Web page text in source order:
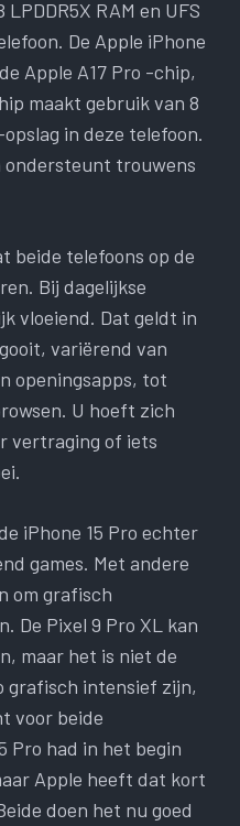
RAM en UFS
De Apple iPhone
Apple A17 Pro -chip,
maakt gebruik van 8
in deze telefoon.
ondersteunt trouwens
beide telefoons op de
Bij dagelijkse
vloeiend. Dat geldt in
variërend van
openingsapps, tot
U hoeft zich
vertraging of iets
iPhone 15 Pro echter
games. Met andere
om grafisch
De Pixel 9 Pro XL kan
maar het is niet de
grafisch intensief zijn,
voor beide
Pro had in het begin
Apple heeft dat kort
doen het nu goed